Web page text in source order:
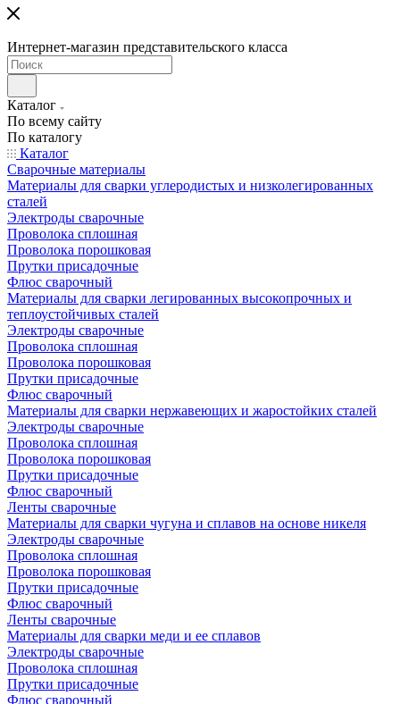
Интернет-магазин представительского класса
Каталог
По всему сайту
По каталогу
Каталог
Сварочные материалы
Материалы для сварки углеродистых и низколегированных
сталей
Электроды сварочные
Проволока сплошная
Проволока порошковая
Прутки присадочные
Флюс сварочный
Материалы для сварки легированных высокопрочных и
теплоустойчивых сталей
Электроды сварочные
Проволока сплошная
Проволока порошковая
Прутки присадочные
Флюс сварочный
Материалы для сварки нержавеющих и жаростойких сталей
Электроды сварочные
Проволока сплошная
Проволока порошковая
Прутки присадочные
Флюс сварочный
Ленты сварочные
Материалы для сварки чугуна и сплавов на основе никеля
Электроды сварочные
Проволока сплошная
Проволока порошковая
Прутки присадочные
Флюс сварочный
Ленты сварочные
Материалы для сварки меди и ее сплавов
Электроды сварочные
Проволока сплошная
Прутки присадочные
Флюс сварочный